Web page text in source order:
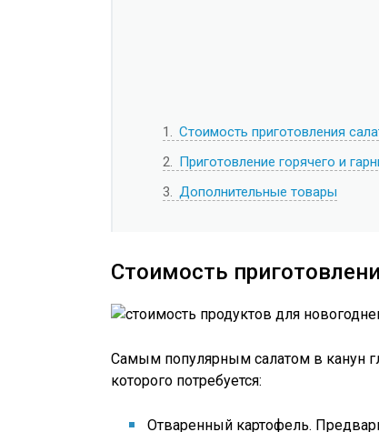
1
Стоимость приготовления
2
Приготовление горячего и
3
Дополнительные товары
Стоимость
Самым популярным салатом в канун
которого потребуется:
Отваренный картофель.